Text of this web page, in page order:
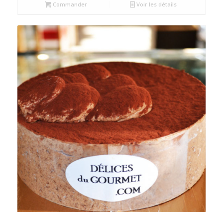
Commander Voir les détails